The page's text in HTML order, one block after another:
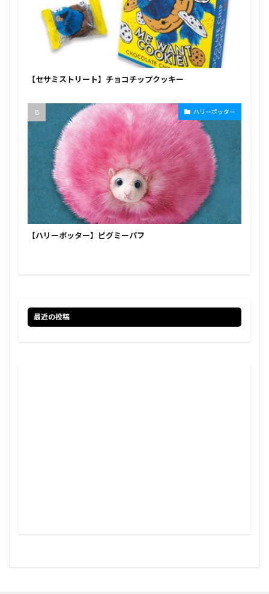
【セサミストリート】チョコチップクッキー
ハリーポッター
【ハリーポッター】ピグミーパフ
最近の投稿